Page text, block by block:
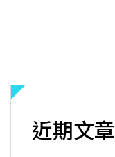
近期文章